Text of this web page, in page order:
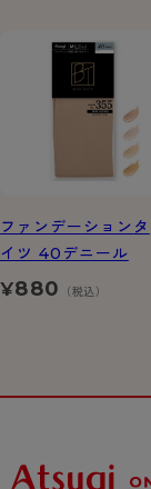
ファンデーションタ
イツ 40デニール
¥880 （税込）